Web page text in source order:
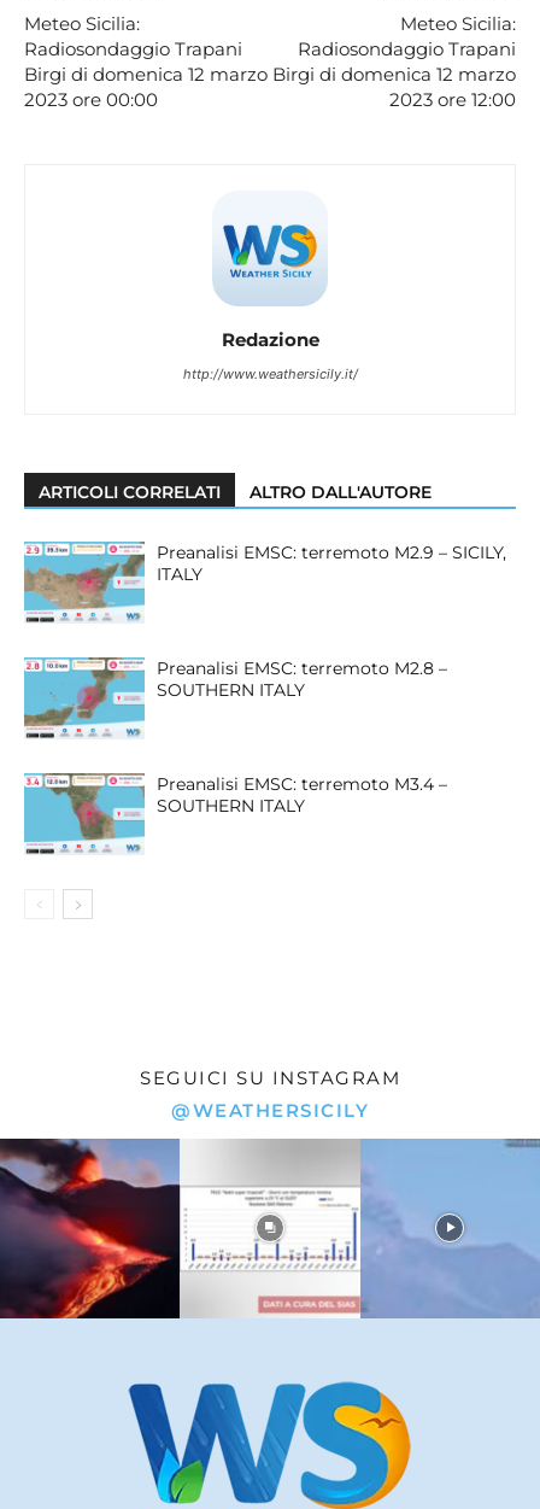
Meteo Sicilia:
Radiosondaggio Trapani
Birgi di domenica 12 marzo
2023 ore 00:00
Meteo Sicilia:
Radiosondaggio Trapani
Birgi di domenica 12 marzo
2023 ore 12:00
Redazione
http://www.weathersicily.it/
ARTICOLI CORRELATI ALTRO DALL'AUTORE
Preanalisi EMSC: terremoto M2.9 – SICILY,
ITALY
Preanalisi EMSC: terremoto M2.8 –
SOUTHERN ITALY
Preanalisi EMSC: terremoto M3.4 –
SOUTHERN ITALY
SEGUICI SU INSTAGRAM
@WEATHERSICILY